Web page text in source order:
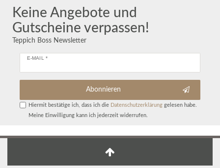
Keine Angebote und
Gutscheine verpassen!
Teppich Boss Newsletter
E-MAIL *
Abonnieren
Hiermit bestätige ich, dass ich die Daten­schutz­erklärunggelesen habe.
Meine Einwilligung kann ich jederzeit widerrufen.